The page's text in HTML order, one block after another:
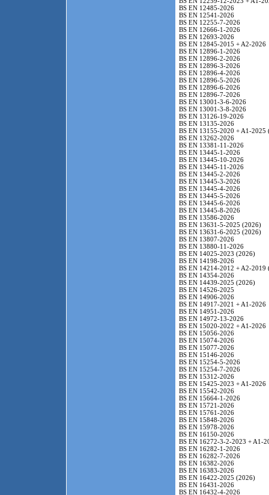
BS EN 12485-2026
BS EN 12541-2026
BS EN 12255-7-2026
BS EN 12666-1-2026
BS EN 12693-2026
BS EN 12845-2015 + A2-2026
BS EN 12896-1-2026
BS EN 12896-2-2026
BS EN 12896-3-2026
BS EN 12896-4-2026
BS EN 12896-5-2026
BS EN 12896-6-2026
BS EN 12896-7-2026
BS EN 13001-3-6-2026
BS EN 13001-3-8-2026
BS EN 13126-19-2026
BS EN 13135-2026
BS EN 13155-2020 + A1-2025
BS EN 13262-2026
BS EN 13381-11-2026
BS EN 13445-1-2026
BS EN 13445-10-2026
BS EN 13445-11-2026
BS EN 13445-2-2026
BS EN 13445-3-2026
BS EN 13445-4-2026
BS EN 13445-5-2026
BS EN 13445-6-2026
BS EN 13445-8-2026
BS EN 13586-2026
BS EN 13631-5-2025 (2026)
BS EN 13631-6-2025 (2026)
BS EN 13807-2026
BS EN 13880-11-2026
BS EN 14025-2023 (2026)
BS EN 14198-2026
BS EN 14214-2012 + A2-2019
BS EN 14354-2026
BS EN 14439-2025 (2026)
BS EN 14526-2025
BS EN 14906-2026
BS EN 14917-2021 + A1-2026
BS EN 14951-2026
BS EN 14972-13-2026
BS EN 15020-2022 + A1-2026
BS EN 15056-2026
BS EN 15074-2026
BS EN 15077-2026
BS EN 15146-2026
BS EN 15254-5-2026
BS EN 15254-7-2026
BS EN 15312-2026
BS EN 15425-2023 + A1-2026
BS EN 15542-2026
BS EN 15664-1-2026
BS EN 15721-2026
BS EN 15761-2026
BS EN 15848-2026
BS EN 15978-2026
BS EN 16150-2026
BS EN 16272-3-2-2023 + A1-
BS EN 16282-1-2026
BS EN 16282-7-2026
BS EN 16382-2026
BS EN 16383-2026
BS EN 16422-2025 (2026)
BS EN 16431-2026
BS EN 16432-4-2026